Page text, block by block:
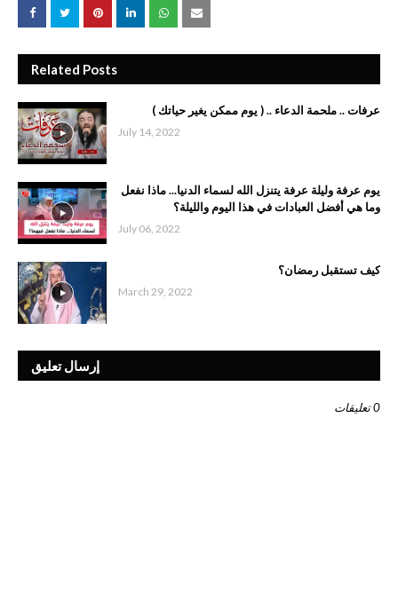
Related Posts
عرفات .. ملحمة الدعاء .. ( يوم ممكن يغير حياتك )
July 14, 2022
يوم عرفة وليلة عرفة يتنزل الله لسماء الدنيا... ماذا نفعل
وما هي أفضل العبادات في هذا اليوم والليلة؟
July 06, 2022
‏كيف ‏تستقبل رمضان؟
March 29, 2022
إرسال تعليق
0 تعليقات